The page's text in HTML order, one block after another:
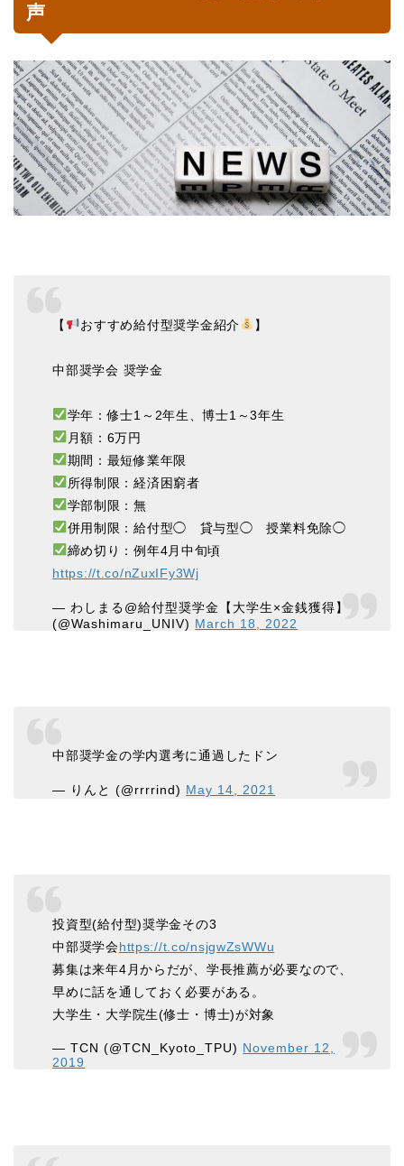
声
【 おすすめ給付型奨学金紹介 】
中部奨学会 奨学金
学年：修士1～2年生、博士1～3年生
月額：6万円
期間：最短修業年限
所得制限：経済困窮者
学部制限：無
併用制限：給付型◯ 貸与型◯ 授業料免除◯
締め切り：例年4月中旬頃
https://t.co/nZuxIFy3Wj
— わしまる@給付型奨学金【大学生×金銭獲得】
(@Washimaru_UNIV) March 18, 2022
中部奨学金の学内選考に通過したドン
— りんと (@rrrrind) May 14, 2021
投資型(給付型)奨学金その3
中部奨学会https://t.co/nsjgwZsWWu
募集は来年4月からだが、学長推薦が必要なので、
早めに話を通しておく必要がある。
大学生・大学院生(修士・博士)が対象
— TCN (@TCN_Kyoto_TPU) November 12,
2019